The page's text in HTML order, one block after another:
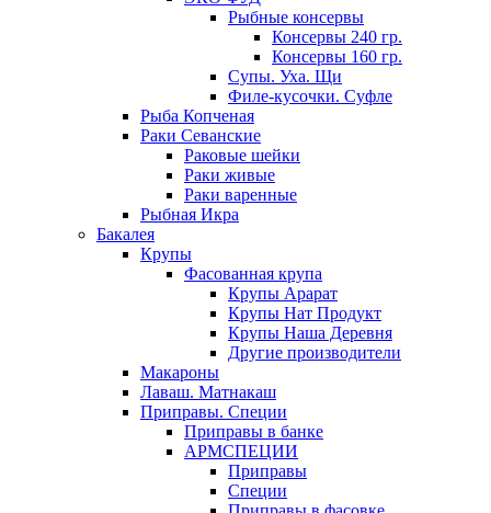
Рыбные консервы
Консервы 240 гр.
Консервы 160 гр.
Супы. Уха. Щи
Филе-кусочки. Суфле
Рыба Копченая
Раки Севанские
Раковые шейки
Раки живые
Раки варенные
Рыбная Икра
Бакалея
Крупы
Фасованная крупа
Крупы Арарат
Крупы Нат Продукт
Крупы Наша Деревня
Другие производители
Макароны
Лаваш. Матнакаш
Приправы. Специи
Приправы в банке
АРМСПЕЦИИ
Приправы
Специи